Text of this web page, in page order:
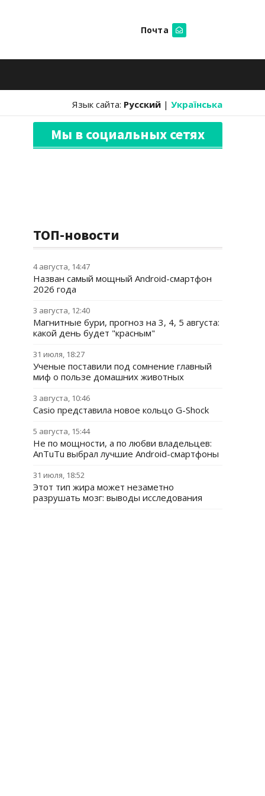
Почта
Язык сайта: Русский | Українська
Мы в социальных сетях
ТОП-новости
4 августа, 14:47
Назван самый мощный Android-смартфон
2026 года
3 августа, 12:40
Магнитные бури, прогноз на 3, 4, 5 августа:
какой день будет "красным"
31 июля, 18:27
Ученые поставили под сомнение главный
миф о пользе домашних животных
3 августа, 10:46
Casio представила новое кольцо G-Shock
5 августа, 15:44
Не по мощности, а по любви владельцев:
AnTuTu выбрал лучшие Android-смартфоны
31 июля, 18:52
Этот тип жира может незаметно
разрушать мозг: выводы исследования